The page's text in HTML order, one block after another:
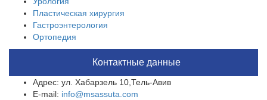
Пластическая хирургия
Гастроэнтерология
Ортопедия
Контактные данные
Адрес: ул. Хабарзель 10,Тель-Авив
E-mail: info@msassuta.com